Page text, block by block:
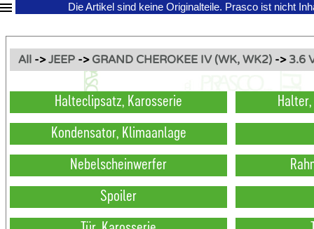
Die Artikel sind keine Originalteile. Prasco ist nicht
All ->JEEP -> GRAND CHEROKEE IV (WK, WK2) -> 3.6
Halteclipsatz, Karosserie
Kondensator, Klimaanlage
Nebelscheinwerfer
Spoiler